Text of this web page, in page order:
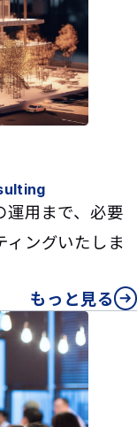
用まで、必要
ィングいたしま
もっと見る